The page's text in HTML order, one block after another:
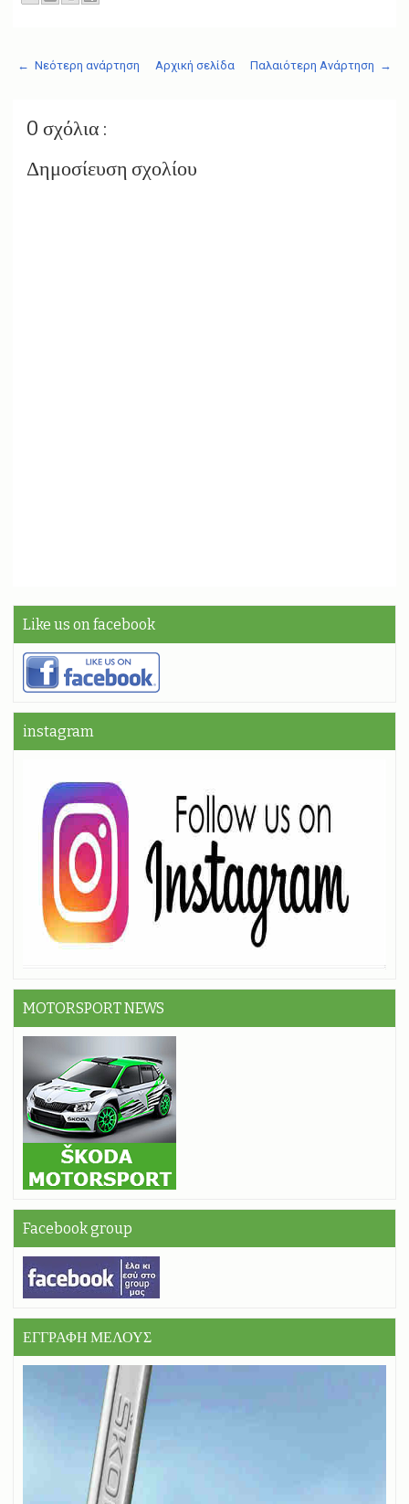
← Νεότερη ανάρτηση Παλαιότερη Ανάρτηση →
Αρχική σελίδα
0 σχόλια :
Δημοσίευση σχολίου
Like us on facebook
instagram
MOTORSPORT NEWS
Facebook group
ΕΓΓΡΑΦΗ ΜΕΛΟΥΣ